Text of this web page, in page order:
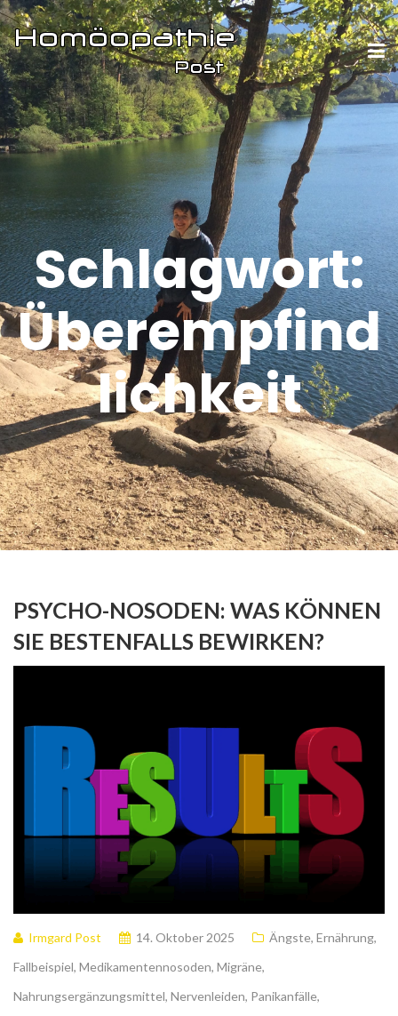
Schlagwort:
Überempfind
lichkeit
PSYCHO-NOSODEN: WAS KÖNNEN
SIE BESTENFALLS BEWIRKEN?
Irmgard Post 14. Oktober 2025 Ängste, Ernährung,
Fallbeispiel, Medikamentennosoden, Migräne,
Nahrungsergänzungsmittel, Nervenleiden, Panikanfälle,